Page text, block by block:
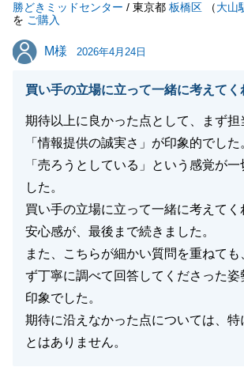
てまいります。
また何かお困り事がございましたらい
ご相談くださいませ。
ます。
閉じる
勝どきミッドセンター / 東京都 板橋区 （大山
を ご購入
M様
M様 2026年4月24日
買い手の立場に立って一緒に考えてく
期待以上に良かった点として、まず担
「情報提供の誠実さ」が印象的でした
「売ろうとしている」という感覚が
した。
買い手の立場に立って一緒に考えてく
安心感が、最後まで続きました。
また、こちらが細かい質問を重ねて
ず丁寧に調べて回答してくださった
印象でした。
期待に沿えなかった点については、特
とはありません。